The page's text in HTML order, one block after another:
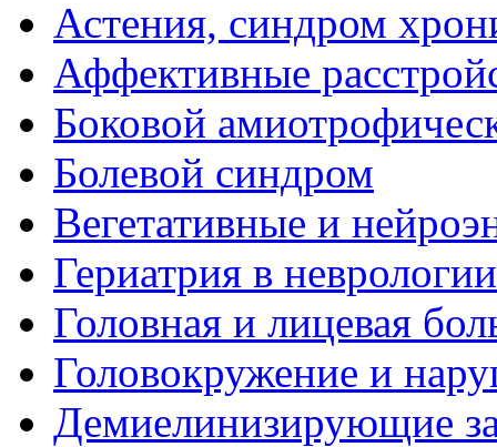
Астения, синдром
Аффективные
Боковой
Болевой синдром
Вегетативные и
Гериатрия в неврологии
Головная и лицевая
Головокружение и
Демиелинизирующие